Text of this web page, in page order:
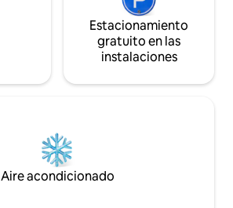
Estacionamiento
gratuito en las
instalaciones
Aire acondicionado